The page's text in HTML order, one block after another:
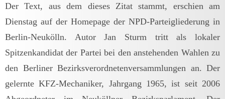
Der Text, aus dem dieses Zitat stammt, erschien am
Dienstag auf der Homepage der NPD-Parteigliederung in
Berlin-Neukölln. Autor Jan Sturm tritt als lokaler
Spitzenkandidat der Partei bei den anstehenden Wahlen zu
den Berliner Bezirksverordnetenversammlungen an. Der
gelernte KFZ-Mechaniker, Jahrgang 1965, ist seit 2006